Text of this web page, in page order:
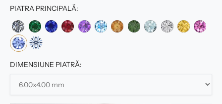
PIATRA PRINCIPALĂ:
DIMENSIUNE PIATRĂ: